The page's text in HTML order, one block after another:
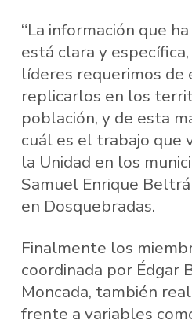
“La información que
está clara y
líderes requerimos de
replicarlos en los
población, y de esta
cuál es el trabajo que
la Unidad en los
Samuel Enrique
en Dosquebradas.
Finalmente los
coordinada por Édgar
Moncada, también
frente a variables